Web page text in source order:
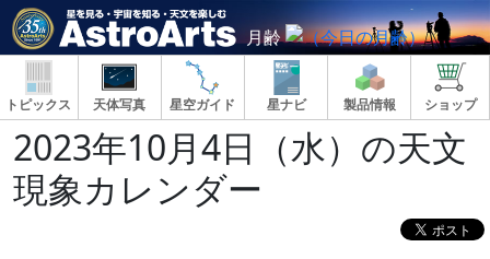
月齢
トピックス 天体写真 星空ガイド 星ナビ 製品情報 ショップ
2023年10月4日（水）の天文
現象カレンダー